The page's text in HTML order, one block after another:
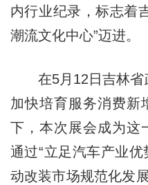
内行业纪录，标志着
潮流文化中心”迈进。
在5月12日吉林省
加快培育服务消费新
下，本次展会成为这
通过“立足汽车产业
动改装市场规范化发